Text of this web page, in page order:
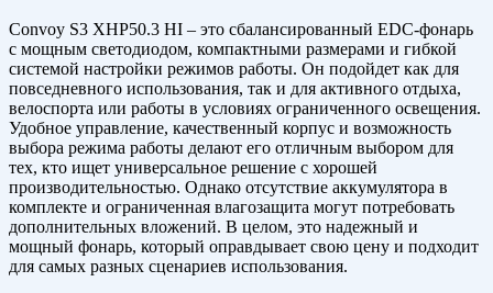
Convoy S3 XHP50.3 HI – это сбалансированный EDC-фонарь
с мощным светодиодом, компактными размерами и гибкой
системой настройки режимов работы. Он подойдет как для
повседневного использования, так и для активного отдыха,
велоспорта или работы в условиях ограниченного освещения.
Удобное управление, качественный корпус и возможность
выбора режима работы делают его отличным выбором для
тех, кто ищет универсальное решение с хорошей
производительностью. Однако отсутствие аккумулятора в
комплекте и ограниченная влагозащита могут потребовать
дополнительных вложений. В целом, это надежный и
мощный фонарь, который оправдывает свою цену и подходит
для самых разных сценариев использования.